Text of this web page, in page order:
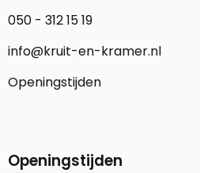
050 - 312 15 19
info@kruit-en-kramer.nl
Openingstijden
Openingstijden